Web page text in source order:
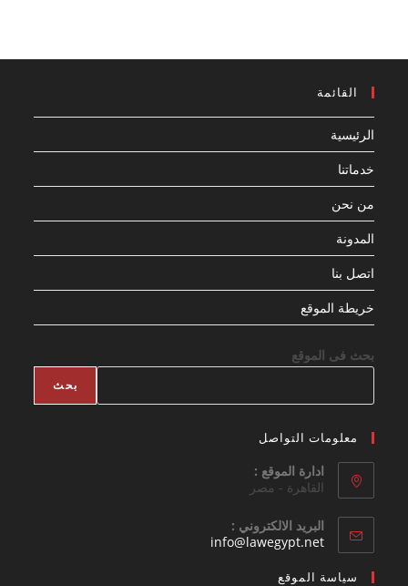
القائمة
الرئيسية
خدماتنا
من نحن
المدونة
اتصل بنا
خريطة الموقع
بحث فى الموقع
بحث
معلومات التواصل
ادارة الموقع :
القاهرة - مصر
البريد الالكتروني :
info@lawegypt.net
سياسة الموقع